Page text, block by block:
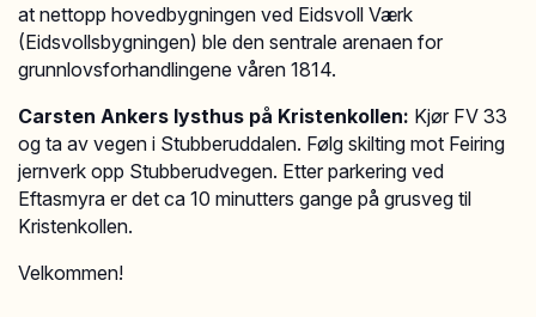
at nettopp hovedbygningen ved Eidsvoll Værk
(Eidsvollsbygningen) ble den sentrale arenaen for
grunnlovsforhandlingene våren 1814.
Carsten Ankers lysthus på Kristenkollen: Kjør FV 33
og ta av vegen i Stubberuddalen. Følg skilting mot Feiring
jernverk opp Stubberudvegen. Etter parkering ved
Eftasmyra er det ca 10 minutters gange på grusveg til
Kristenkollen.
Velkommen!